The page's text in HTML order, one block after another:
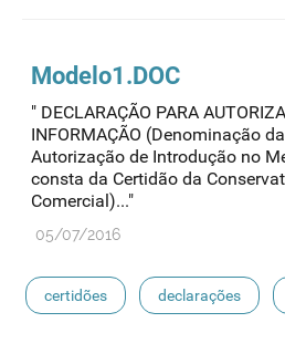
medicamentos de referência
Modelo1.DOC
" DECLARAÇÃO PARA
INFORMAÇÃO (Denominação
Autorização de Introdução no
consta da Certidão da
Comercial)..."
05/07/2016
certidões declarações